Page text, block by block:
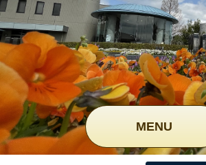
MENU